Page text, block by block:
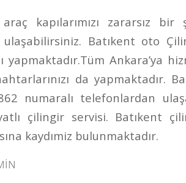
kapılarımızı zararsız bir
Batıkent oto
yapmaktadır.Tüm Ankara’ya
da yapmaktadır.
numaralı telefonlardan
çilingir servisi. Batıkent
kaydımiz bulunmaktadır.